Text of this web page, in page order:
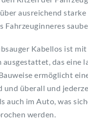
ausreichend
Fahrzeuginneres
Kabellos ist
das eine
ermöglicht
und überall und
auch im Auto, was
werden.